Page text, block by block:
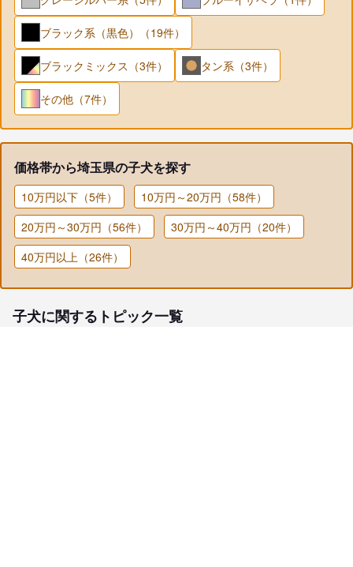
ブラック系（黒色）（19件）
ブラックミックス（3件） タン系（3件）
その他（7件）
価格帯から埼玉県の子犬を探す
10万円以下（5件）
10万円～20万円（58件）
20万円～30万円（56件）
30万円～40万円（20件）
40万円以上（26件）
子犬に関するトピック一覧